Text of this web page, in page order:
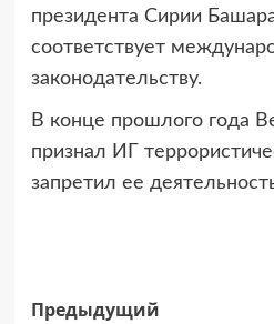
президента Сирии
соответствует
законодательству.
В конце прошлого года
признал ИГ
запретил ее
Навигация
Предыдущий